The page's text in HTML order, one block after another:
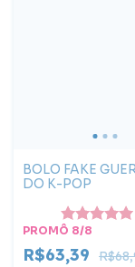
BOLO FAKE
DO K-POP
PROMÔ 8/8
R$63,39